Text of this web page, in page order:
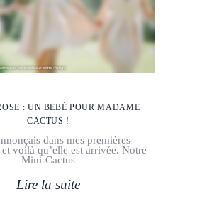
: UN BÉBÉ POUR MADAME
CACTUS !
dans mes premières
voilà qu’elle est arrivée. Notre
Mini-Cactus
Lire la suite